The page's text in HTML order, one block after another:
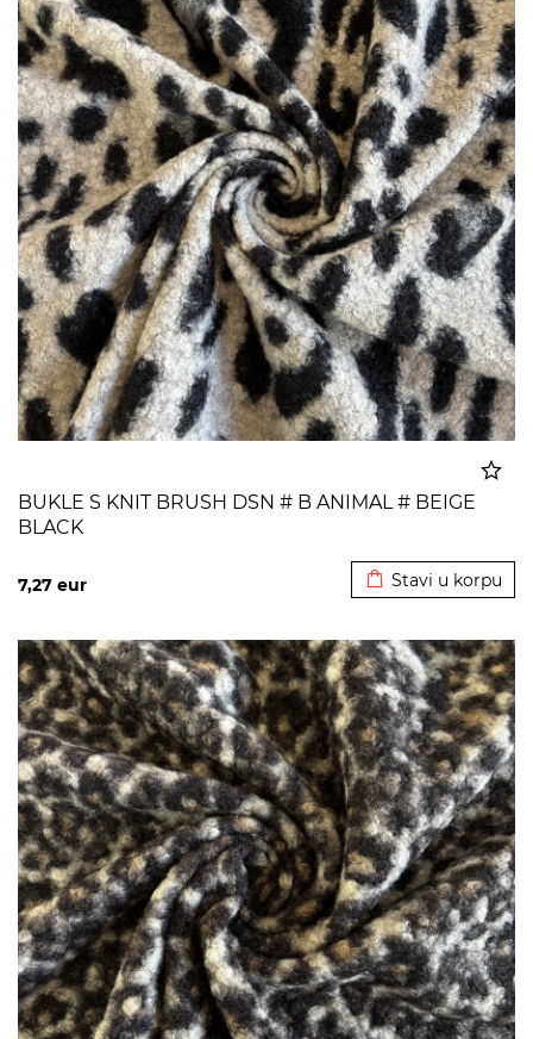
BUKLE S KNIT BRUSH DSN # B ANIMAL # BEIGE
BLACK
7,27 eur Stavi u korpu